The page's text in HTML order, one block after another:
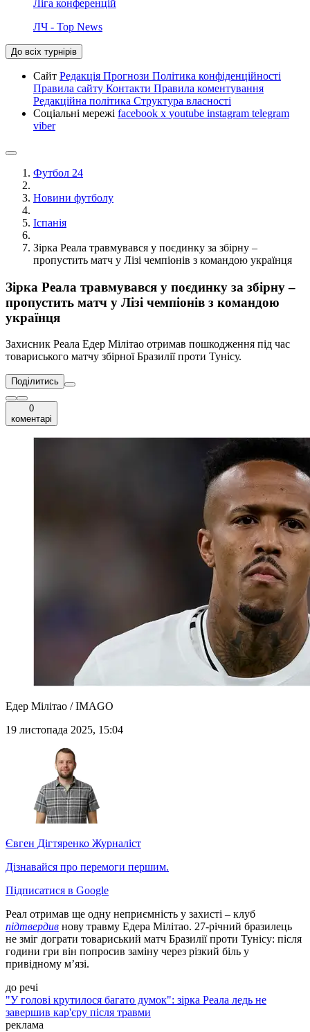
Ліга конференцій
ЛЧ - Top News
До всіх турнірів
Сайт Редакція Прогнози Політика конфіденційності
Правила сайту Контакти Правила коментування
Редакційна політика Структура власності
Соціальні мережі facebook x youtube instagram telegram
viber
Футбол 24
Новини футболу
Іспанія
Зірка Реала травмувався у поєдинку за збірну –
пропустить матч у Лізі чемпіонів з командою українця
Зірка Реала травмувався у поєдинку за збірну –
пропустить матч у Лізі чемпіонів з командою
українця
Захисник Реала Едер Мілітао отримав пошкодження під час
товариського матчу збірної Бразилії проти Тунісу.
Поділитись
0
коментарі
Едер Мілітао / IMAGO
19 листопада 2025, 15:04
Євген Дігтяренко Журналіст
Дізнавайся про перемоги першим.
Підписатися в Google
Реал отримав ще одну неприємність у захисті – клуб
підтвердив нову травму Едера Мілітао. 27-річний бразилець
не зміг дограти товариський матч Бразилії проти Тунісу: після
години гри він попросив заміну через різкий біль у
привідному м’язі.
до речі
"У голові крутилося багато думок": зірка Реала ледь не
завершив кар'єру після травми
реклама